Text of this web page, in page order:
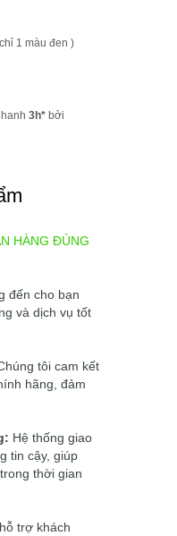
1 màu đen )
3h* bởi
HÀNG ĐÚNG
đến cho bạn
và dịch vụ tốt
tôi cam kết
hãng, đảm
Hệ thống giao
tin cậy, giúp
thời gian
trợ khách